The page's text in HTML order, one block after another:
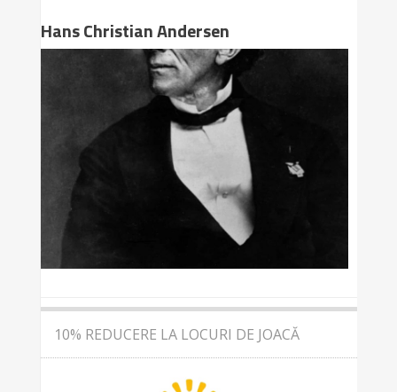
Hans Christian Andersen
10% REDUCERE LA LOCURI DE JOACĂ